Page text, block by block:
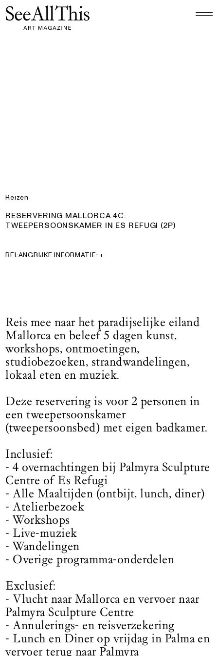
Logo See All This, linkt naar de homepage
Reizen
PRODUCT:
RESERVERING MALLORCA 4C:
TWEEPERSOONSKAMER IN ES REFUGI (2P)
BELANGRIJKE INFORMATIE: +
Het programma is onder voorbehoud. Er vinden mogelijk nog
wijzigingen plaats.
Wandelen is een belangrijk onderdeel van deze reis.
Overweeg daarom graag vooraf of je conditie hierbij
aansluit.
garantieregeling VZR Garant.
Reis mee naar het paradijselijke eiland
Mallorca en beleef 5 dagen kunst,
workshops, ontmoetingen,
studiobezoeken, strandwandelingen,
lokaal eten en muziek.
Deze reservering is voor 2 personen in
een tweepersoonskamer
(tweepersoonsbed) met eigen badkamer.
Inclusief:
- 4 overnachtingen bij Palmyra Sculpture
Centre of Es Refugi
- Alle Maaltijden (ontbijt, lunch, diner)
- Atelierbezoek
- Workshops
- Live-muziek
- Wandelingen
- Overige programma-onderdelen
Exclusief:
- Vlucht naar Mallorca en vervoer naar
Palmyra Sculpture Centre
- Annulerings- en reisverzekering
- Lunch en Diner op vrijdag in Palma en
vervoer terug naar Palmyra